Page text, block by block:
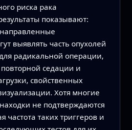
риска рака
показывают:
выявлять часть опухолей
радикальной операции,
седации и
свойственных
Хотя многие
не подтверждаются
частота таких триггеров и